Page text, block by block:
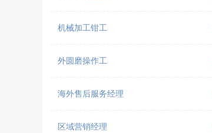
机械加工钳工
外圆磨操作工
海外售后服务经理
区域营销经理